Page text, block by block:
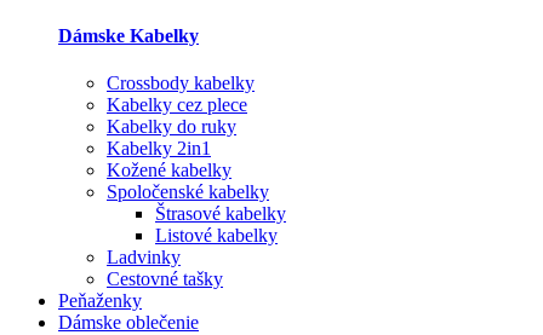
Dámske Kabelky
Crossbody kabelky
Kabelky cez plece
Kabelky do ruky
Kabelky 2in1
Kožené kabelky
Spoločenské kabelky
Štrasové kabelky
Listové kabelky
Ladvinky
Cestovné tašky
Peňaženky
Dámske oblečenie